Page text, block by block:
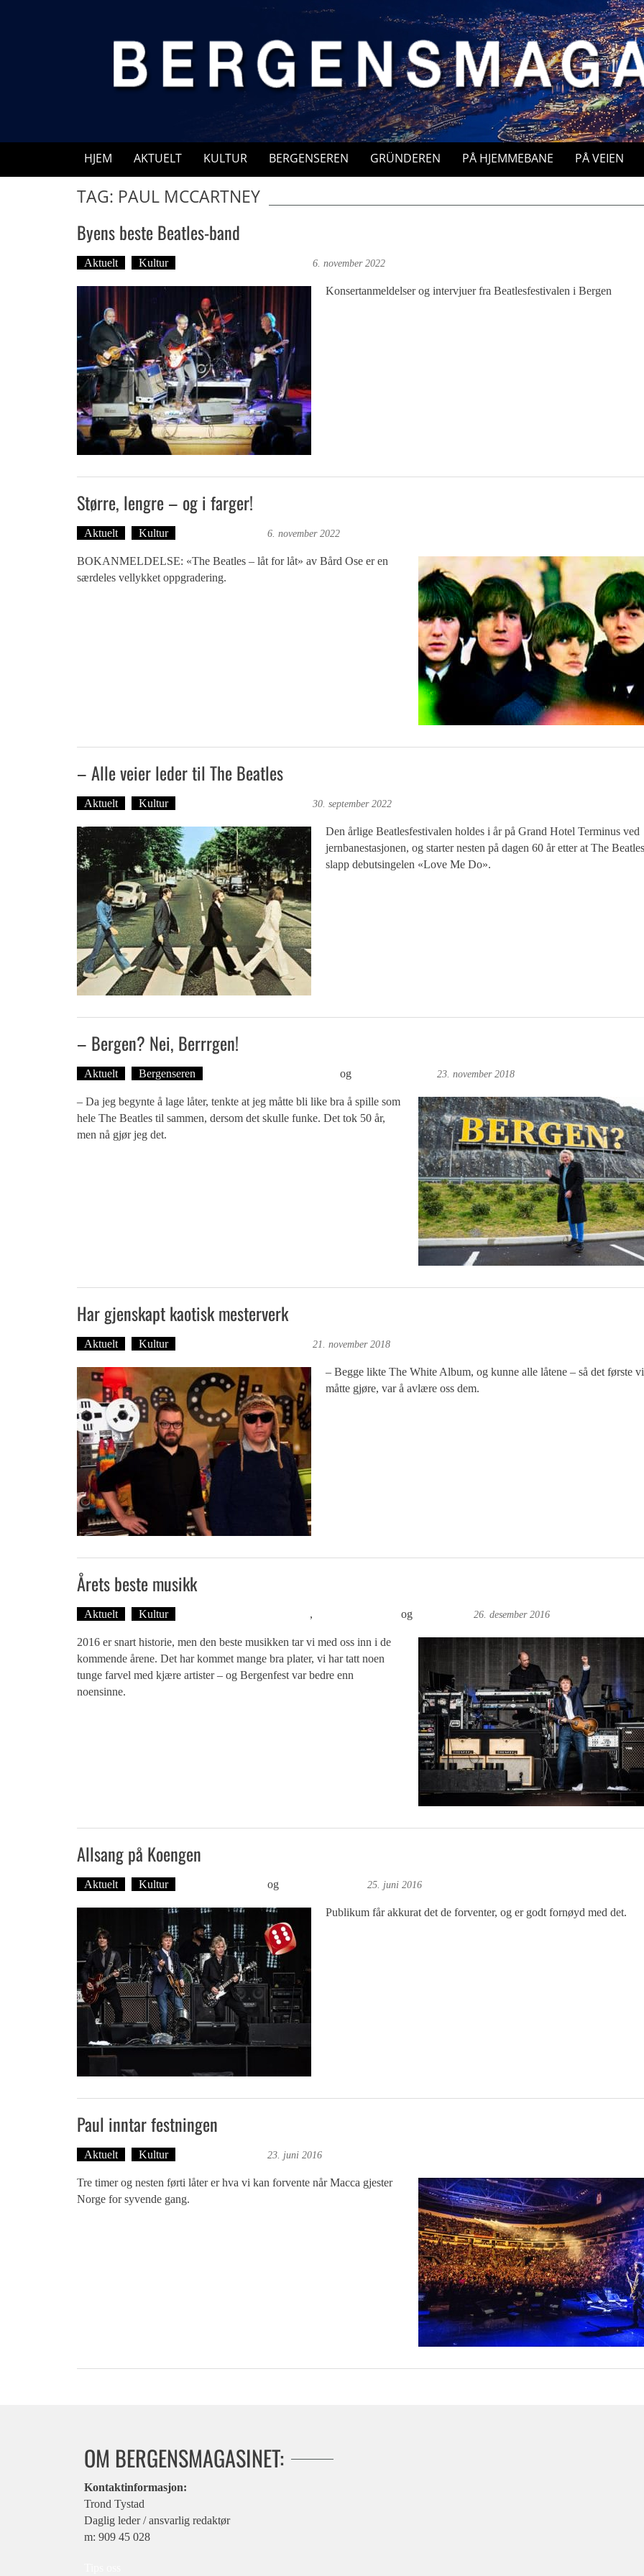
HJEM AKTUELT KULTUR BERGENSEREN GRÜNDEREN PÅ HJEMMEBANE PÅ VEIEN
TAG: PAUL MCCARTNEY
Byens beste Beatles-band
Aktuelt Kultur 6. november 2022
Konsertanmeldelser og intervjuer fra Beatlesfestivalen i Bergen
Større, lengre – og i farger!
Aktuelt Kultur 6. november 2022
BOKANMELDELSE: «The Beatles – låt for låt» av Bård Ose er en
særdeles vellykket oppgradering.
– Alle veier leder til The Beatles
Aktuelt Kultur 30. september 2022
Den årlige Beatlesfestivalen holdes i år på Grand Hotel Terminus ved
jernbanestasjonen, og starter nesten på dagen 60 år etter at The Beatles
slapp debutsingelen «Love Me Do».
– Bergen? Nei, Berrrgen!
Aktuelt Bergenseren og 23. november 2018
– Da jeg begynte å lage låter, tenkte at jeg måtte bli like bra å spille som
hele The Beatles til sammen, dersom det skulle funke. Det tok 50 år,
men nå gjør jeg det.
Har gjenskapt kaotisk mesterverk
Aktuelt Kultur 21. november 2018
– Begge likte The White Album, og kunne alle låtene – så det første vi
måtte gjøre, var å avlære oss dem.
Årets beste musikk
Aktuelt Kultur , og 26. desember 2016
2016 er snart historie, men den beste musikken tar vi med oss inn i de
kommende årene. Det har kommet mange bra plater, vi har tatt noen
tunge farvel med kjære artister – og Bergenfest var bedre enn
noensinne.
Allsang på Koengen
Aktuelt Kultur og 25. juni 2016
Publikum får akkurat det de forventer, og er godt fornøyd med det.
Paul inntar festningen
Aktuelt Kultur 23. juni 2016
Tre timer og nesten førti låter er hva vi kan forvente når Macca gjester
Norge for syvende gang.
OM BERGENSMAGASINET:
Kontaktinformasjon:
Trond Tystad
Daglig leder / ansvarlig redaktør
m: 909 45 028